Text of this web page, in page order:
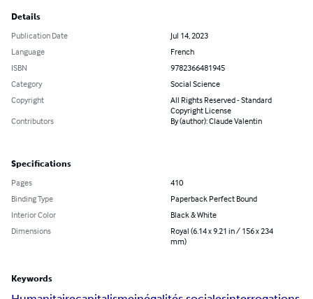
Details
Publication Date
Jul 14, 2023
Language
French
ISBN
9782366481945
Category
Social Science
Copyright
All Rights Reserved - Standard
Copyright License
Contributors
By (author): Claude Valentin
Specifications
Pages
410
Binding Type
Paperback Perfect Bound
Interior Color
Black & White
Dimensions
Royal (6.14 x 9.21 in / 156 x 234
mm)
Keywords